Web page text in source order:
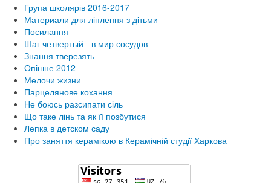
Група школярів 2016-2017
Материали для ліплення з дітьми
Посилання
Шаг четвертый - в мир сосудов
Знання тверезять
Опішне 2012
Мелочи жизни
Парцелянове кохання
Не боюсь разсипати сіль
Що таке лінь та як її позбутися
Лепка в детском саду
Про заняття керамікою в Керамічній студії Харкова